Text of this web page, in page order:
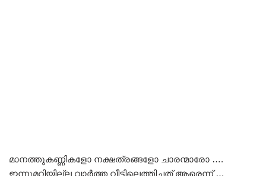
മാനത്തുകണ്ണികളോ നക്ഷത്രങ്ങളോ ചാരന്മാരോ ….
ഇന്നുമറിയില്ല വാർത്ത വീട്ടിലെത്തിച്ചത് ആരെന്ന് …